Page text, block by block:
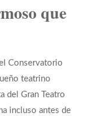
que
Conservatorio
teatrino
del Gran Teatro
incluso antes de